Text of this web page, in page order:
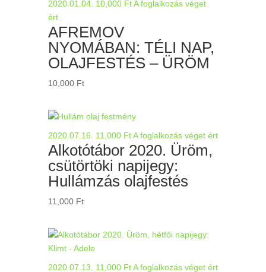
2020.01.04. 10,000 Ft A foglalkozás véget
ért
AFREMOV
NYOMÁBAN: TÉLI NAP,
OLAJFESTÉS – ÜRÖM
10,000 Ft
2020.07.16. 11,000 Ft A foglalkozás véget ért
Alkotótábor 2020. Üröm,
csütörtöki napijegy:
Hullámzás olajfestés
11,000 Ft
2020.07.13. 11,000 Ft A foglalkozás véget ért